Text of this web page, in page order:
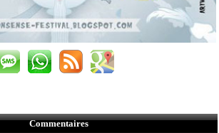
Commentaires